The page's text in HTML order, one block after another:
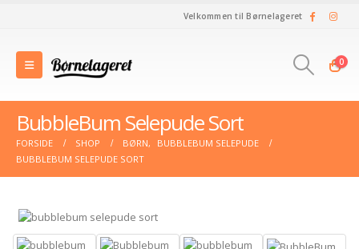
Velkommen til Børnelageret
0
BubbleBum Selepude Sort
FORSIDE SHOP BØRN,
BUBBLEBUM SELEPUDE
BUBBLEBUM SELEPUDE SORT